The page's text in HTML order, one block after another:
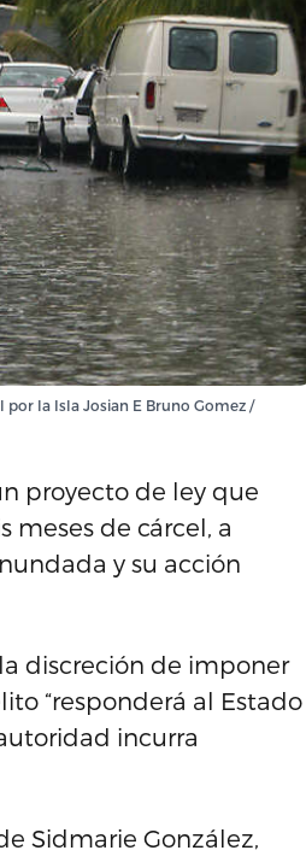
por la Isla Josian E Bruno Gomez /
proyecto de ley que
meses de cárcel, a
y su acción
discreción de imponer
“responderá al Estado
incurra
Sidmarie González,